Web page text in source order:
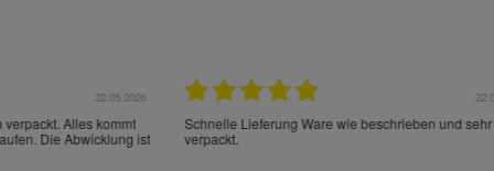
22.05.2026
und sehr gut
perfect service as always